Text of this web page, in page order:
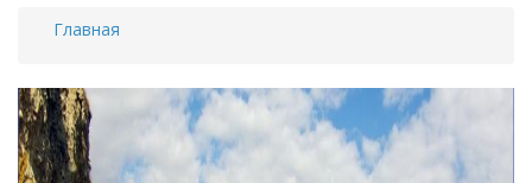
Главная